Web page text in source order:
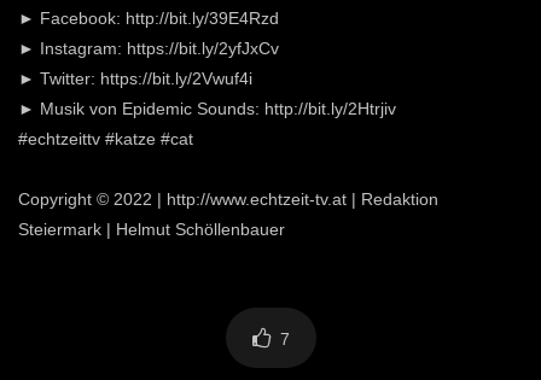
► Facebook: http://bit.ly/39E4Rzd
► Instagram: https://bit.ly/2yfJxCv
► Twitter: https://bit.ly/2Vwuf4i
► Musik von Epidemic Sounds: http://bit.ly/2Htrjiv
#echtzeittv #katze #cat
Copyright © 2022 | http://www.echtzeit-tv.at | Redaktion
Steiermark | Helmut Schöllenbauer
7